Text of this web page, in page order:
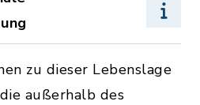
zu dieser Lebenslage
außerhalb des